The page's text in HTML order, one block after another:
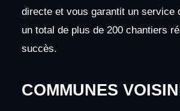
directe et vous garantit un service
un total de plus de 200 chantiers
succès.
COMMUNES